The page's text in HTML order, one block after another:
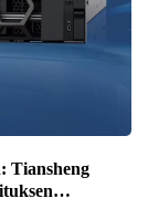
Tiansheng